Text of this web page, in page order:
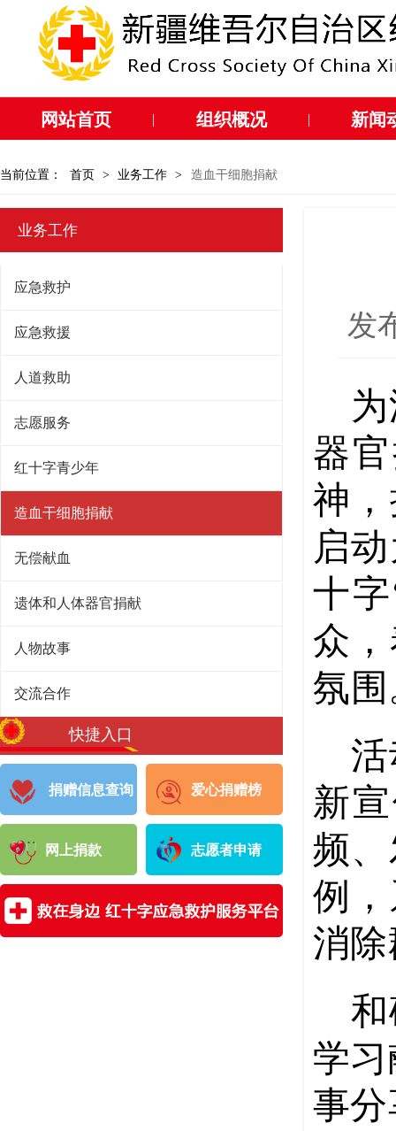
网站首页 | 组织概况 | 新闻
当前位置： 首页 > 业务工作 > 造血干细胞捐献
业务工作
应急救护
应急救援
人道救助
志愿服务
红十字青少年
造血干细胞捐献
无偿献血
遗体和人体器官捐献
人物故事
交流合作
快捷入口
捐赠信息查询 爱心捐赠榜
网上捐款 志愿者申请
发
器
神
启
十
众
氛
新
频
例
消
学
事